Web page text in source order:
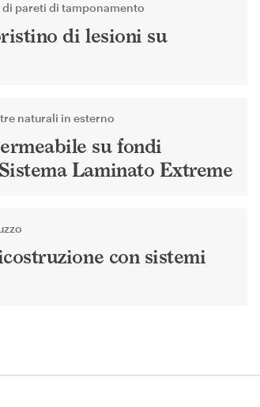
pareti di tamponamento
di lesioni su
naturali in esterno
su fondi
Laminato Extreme
con sistemi